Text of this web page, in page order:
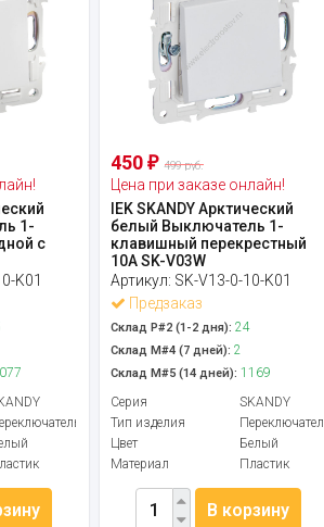
1-
с
K01
450₽ 499 руб.
Цена при заказе онлайн!
IEK SKANDY Арктический
белый Выключатель 1-
клавишный перекрестный
10А SK-V03W
Артикул: SK-V13-0-10-K01
Предзаказ
Склад Р#2 (1-2 дня): 24
Склад М#4 (7 дней): 2
Склад М#5 (14 дней): 1169
Серия
SKANDY
Тип изделия
Цвет
Белый
Материал
Пластик
В корзину